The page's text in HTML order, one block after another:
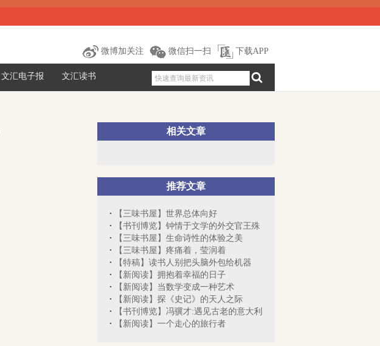
微博加关注 微信扫一扫 下载APP
文汇电子报 文汇读书
相关文章
推荐文章
【三味书屋】世界总体向好
【书刊博览】钟情于文学的外交官王殊
【三味书屋】生命诗性的体验之美
【三味书屋】疼痛着，莹润着
【特稿】读书人别把头脑外包给机器
【新阅读】拥抱着幸福的日子
【新阅读】当数学变成一种艺术
【新阅读】探《史记》的天人之际
【书刊博览】冯骥才:遇见古老的意大利
【新阅读】一个走心的旅行者